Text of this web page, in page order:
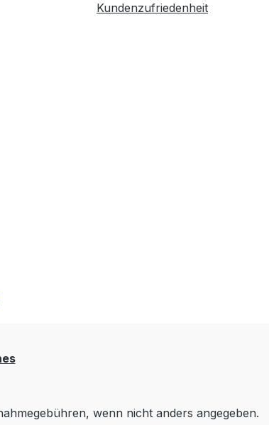
Kundenzufriedenheit
wenn nicht anders angegeben.